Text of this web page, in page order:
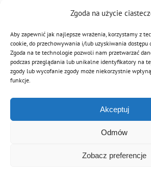
Zgoda na użycie
Aby zapewnić jak najlepsze wrażenia, korzystamy z
cookie, do przechowywania i/lub uzyskiwania dostępu
Zgoda na te technologie pozwoli nam przetwarzać
podczas przeglądania lub unikalne identyfikatory na
zgody lub wycofanie zgody może niekorzystnie
funkcje.
Akceptuj
Odmów
Zobacz preferencje
Kategorie:OSP,Potencjał
Podziel się tą
© Copyright 2012 - 2026 | Związek